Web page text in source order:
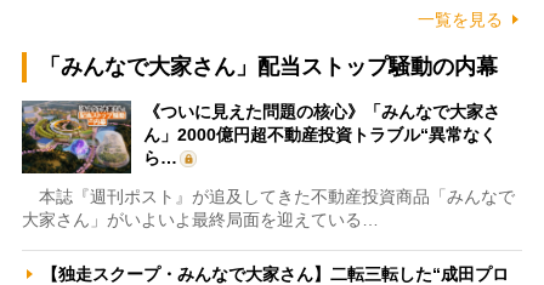
一覧を見る
「みんなで大家さん」配当ストップ騒動の内幕
《ついに見えた問題の核心》「みんなで大家さ
ん」2000億円超不動産投資トラブル“異常なく
ら…
本誌『週刊ポスト』が追及してきた不動産投資商品「みんなで
大家さん」がいよいよ最終局面を迎えている…
【独走スクープ・みんなで大家さん】二転三転した“成田プロ